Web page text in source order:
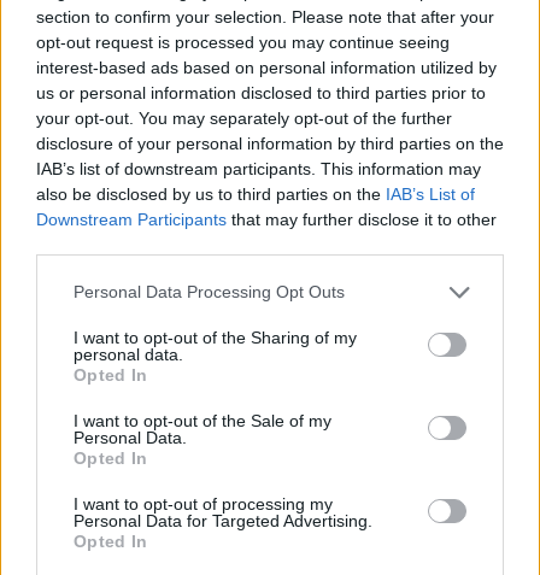
section to confirm your selection. Please note that after your
opt-out request is processed you may continue seeing
interest-based ads based on personal information utilized by
us or personal information disclosed to third parties prior to
your opt-out. You may separately opt-out of the further
disclosure of your personal information by third parties on the
IAB’s list of downstream participants. This information may
also be disclosed by us to third parties on the IAB’s List of
Downstream Participants that may further disclose it to other
Personal Data Processing Opt Outs
I want to opt-out of the Sharing of my
personal data.
Opted In
I want to opt-out of the Sale of my
Personal Data.
Opted In
I want to opt-out of processing my
Personal Data for Targeted Advertising.
Opted In
Τηλεδιάσκεψη των Ευρωπαίων ηγετών για το
ασφαλές διαδίκτυο – Ετοιμάζεται το
«μπλόκο» στα social για ανηλίκους